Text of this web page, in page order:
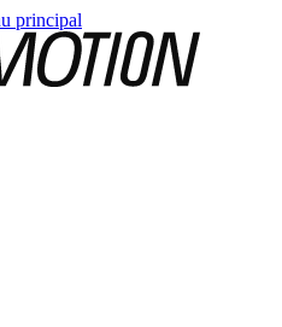
principal